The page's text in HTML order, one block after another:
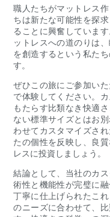
職人たちがマットレス
ちは新たな可能性を探
ることに興奮していま
ットレスへの道のりは
を創造するという私た
す。
ぜひこの旅にご参加い
で体験してください。
もたらす比類なき快適
ない標準サイズとはお
わせてカスタマイズさ
たの個性を反映し、良
レスに投資しましょう。
結論として、当社のカ
術性と機能性が完璧に
丁寧に仕上げられたこ
のニーズに合わせて、